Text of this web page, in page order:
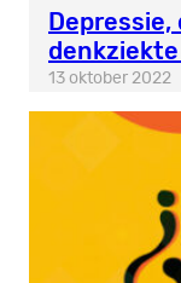
Depressie,
denkziekte
13 oktober 2022